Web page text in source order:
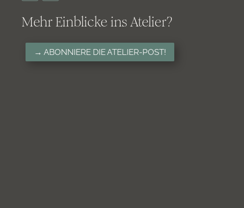
Mehr Einblicke ins Atelier?
→ ABONNIERE DIE ATELIER-POST!